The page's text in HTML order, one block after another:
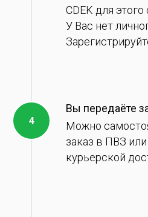
CDEK для этого
У Вас нет
Вы передаёте
Можно
заказ в ПВЗ
курьерской